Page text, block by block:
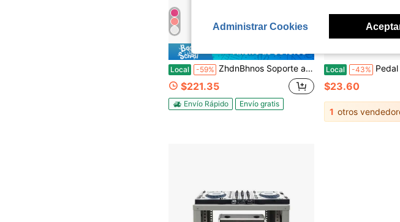
Ahorro de $318.65
Local -59% ZhdnBhnos Soporte ajustable para mezclador de DJ, estante de montaje, estuche para mezclador, carrito de equipo de estudio, carrito rodante para amplificador de escenario de DJ (U)
$221.35
Envío Rápido Envío gratis
Local -43% Pedal de Trémolo Óptico Compacto para Guitarra
$23.60
1 otros
Administrar Cookies